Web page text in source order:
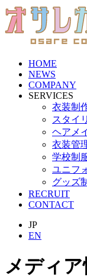
HOME
NEWS
COMPANY
SERVICES
衣装制
スタイ
ヘアメ
衣装管
学校制
ユニフ
グッズ
RECRUIT
CONTACT
JP
EN
メディア